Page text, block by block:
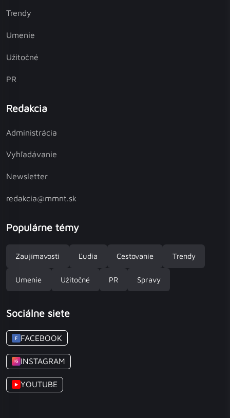
Trendy
Umenie
Užitočné
PR
Redakcia
Administrácia
Vyhľadávanie
Newsletter
redakcia@mmnt.sk
Populárne témy
Zaujímavosti Ľudia Cestovanie Trendy
Umenie Užitočné PR Spravy
Sociálne siete
F FACEBOOK
IG INSTAGRAM
▶ YOUTUBE